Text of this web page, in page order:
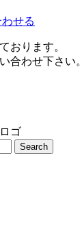
せる
おります。
合わせ下さい。
Search